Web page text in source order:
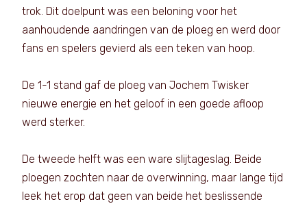
trok. Dit doelpunt was een beloning voor het
aanhoudende aandringen van de ploeg en werd door
fans en spelers gevierd als een teken van hoop.
De 1-1 stand gaf de ploeg van Jochem Twisker
nieuwe energie en het geloof in een goede afloop
werd sterker.
De tweede helft was een ware slijtageslag. Beide
ploegen zochten naar de overwinning, maar lange tijd
leek het erop dat geen van beide het beslissende